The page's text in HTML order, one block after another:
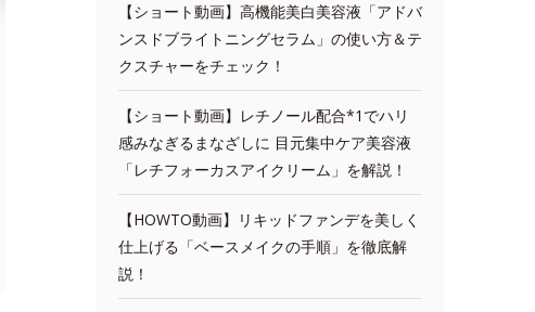
【ショート動画】高機能美白美容液「アドバ
ンスドブライトニングセラム」の使い方＆テ
クスチャーをチェック！
【ショート動画】レチノール配合*1でハリ
感みなぎるまなざしに 目元集中ケア美容液
「レチフォーカスアイクリーム」を解説！
【HOWTO動画】リキッドファンデを美しく
仕上げる「ベースメイクの手順」を徹底解
説！